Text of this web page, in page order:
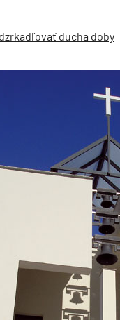
ducha doby